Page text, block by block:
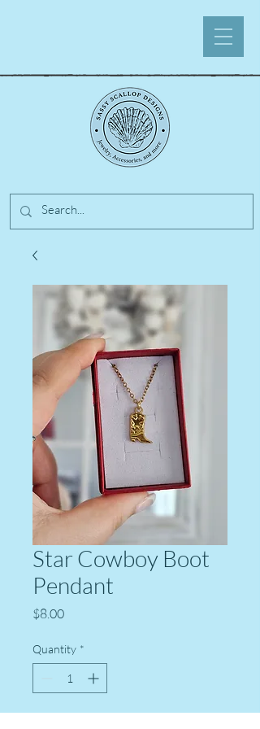
Star Cowboy Boot
Pendant
$8.00Price
Quantity *